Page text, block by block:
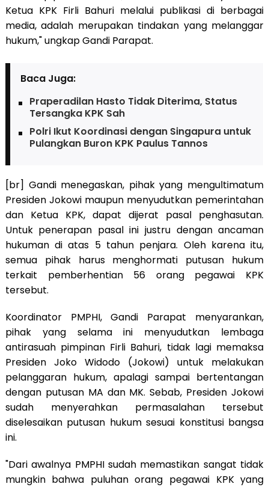
Ketua KPK Firli Bahuri melalui publikasi di berbagai
media, adalah merupakan tindakan yang melanggar
hukum," ungkap Gandi Parapat.
Baca Juga:
Praperadilan Hasto Tidak Diterima, Status
Tersangka KPK Sah
Polri Ikut Koordinasi dengan Singapura untuk
Pulangkan Buron KPK Paulus Tannos
[br] Gandi menegaskan, pihak yang mengultimatum
Presiden Jokowi maupun menyudutkan pemerintahan
dan Ketua KPK, dapat dijerat pasal penghasutan.
Untuk penerapan pasal ini justru dengan ancaman
hukuman di atas 5 tahun penjara. Oleh karena itu,
semua pihak harus menghormati putusan hukum
terkait pemberhentian 56 orang pegawai KPK
tersebut.
Koordinator PMPHI, Gandi Parapat menyarankan,
pihak yang selama ini menyudutkan lembaga
antirasuah pimpinan Firli Bahuri, tidak lagi memaksa
Presiden Joko Widodo (Jokowi) untuk melakukan
pelanggaran hukum, apalagi sampai bertentangan
dengan putusan MA dan MK. Sebab, Presiden Jokowi
sudah menyerahkan permasalahan tersebut
diselesaikan putusan hukum sesuai konstitusi bangsa
ini.
"Dari awalnya PMPHI sudah memastikan sangat tidak
mungkin bahwa puluhan orang pegawai KPK yang